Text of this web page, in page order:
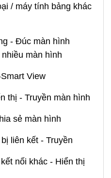
/ máy tính bảng khác
- Đúc màn hình
màn hình
View
thị - Truyền màn hình
sẻ màn hình
liên kết - Truyền
nối khác - Hiển thị